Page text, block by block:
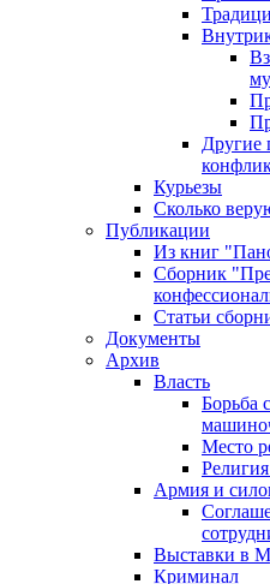
Другие
Курьезы
Сколько
Публикации
Из книг
Сборник
Статьи
Документы
Архив
Власть
Борьба
Место
Армия и
Выставки в
Криминал